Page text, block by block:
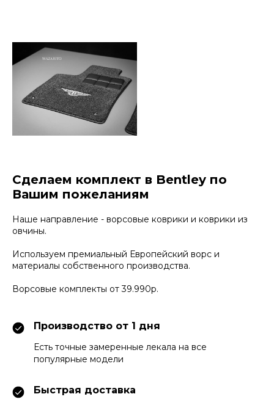
Сделаем комплект в Bentley по
Вашим пожеланиям
Наше направление - ворсовые коврики и коврики из
овчины.
Используем премиальный Европейский ворс и
материалы собственного производства.
Ворсовые комплекты от 39.990р.
Производство от 1 дня
Есть точные замеренные лекала на все
популярные модели
Быстрая доставка